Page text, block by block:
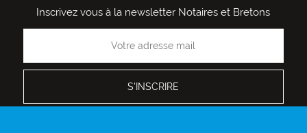
Inscrivez vous à la newsletter Notaires et Bretons